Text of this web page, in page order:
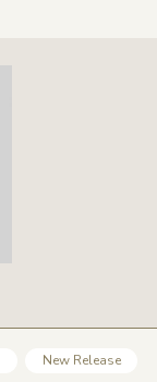
New Release